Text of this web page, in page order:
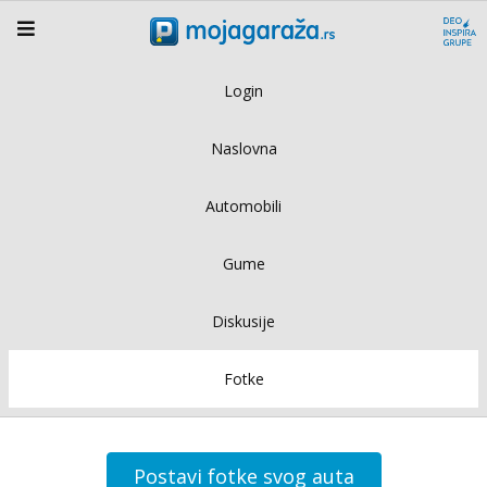
Login
Naslovna
Automobili
Gume
Diskusije
Fotke
Postavi fotke svog auta